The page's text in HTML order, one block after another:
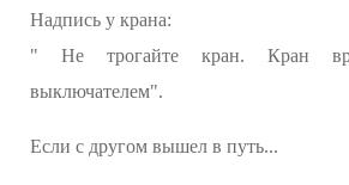
Надпись у крана:
" Не трогайте кран. Кран
выключателем".
Если с другом вышел в путь...